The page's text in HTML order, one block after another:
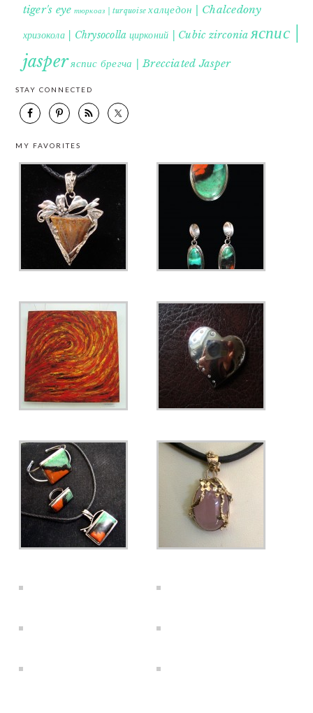
tiger's eye тюркоаз | turquoise халцедон | Chalcedony
хризокола | Chrysocolla цирконий | Cubic zirconia яспис |
jasperяспис брегча | Brecciated Jasper
STAY CONNECTED
MY FAVORITES